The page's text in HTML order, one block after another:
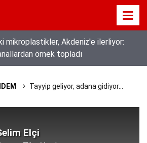
mikroplastikler, Akdeniz'e ilerliyor:
örnek topladı
Tayyip geliyor, adana gidiyor...
Elçi